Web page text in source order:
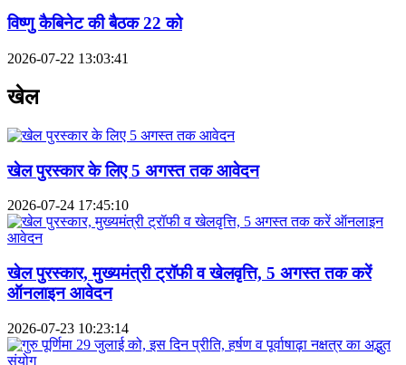
विष्णु कैबिनेट की बैठक 22 को
2026-07-22 13:03:41
खेल
खेल पुरस्कार के लिए 5 अगस्त तक आवेदन
2026-07-24 17:45:10
खेल पुरस्कार, मुख्यमंत्री ट्रॉफी व खेलवृत्ति, 5 अगस्त तक करें
ऑनलाइन आवेदन
2026-07-23 10:23:14